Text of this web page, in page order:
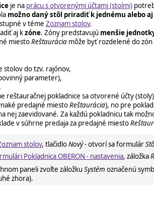
je na prácu s otvorenými účtami (stolmi)
možno daný stôl priradiť k jednému alebo
v téme Zoznam stolov.
aj kzóne. Zóny predstavujú menšie
miestoReštaurácia môže byť rozdelené do zón
stolov do tzv. rajónov,
parameter),
.
reštauračnej pokladnice sa otvorené účty
predajné miestoReštaurácia), no pre
nej zaevidované. Za každú pokladnicu tak
v súhrne predaja za predajné miesto
stolov, tlačidloNový- otvorí sa formulár
Pokladnica OBERON - nastavenia, záložka
paneli zvoľte záložkuSystém označenú
zhora).